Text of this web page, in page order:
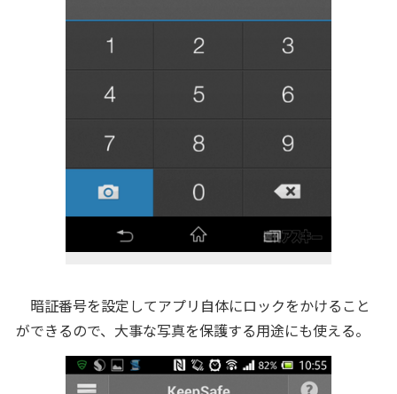
暗証番号を設定してアプリ自体にロックをかけること
ができるので、大事な写真を保護する用途にも使える。